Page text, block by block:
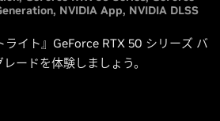
NVIDIA App NVIDIA DLSS
イト』GeForce RTX 50 シリーズ バ
ードを体験しましょう。